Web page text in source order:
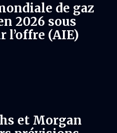
de gaz
2026 sous
l’offre (AIE)
et Morgan